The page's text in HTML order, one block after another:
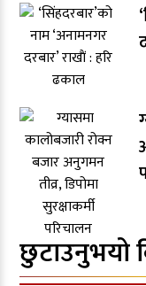
छुटाउनुभयो